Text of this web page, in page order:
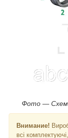
Фото —
Внимание!
всі